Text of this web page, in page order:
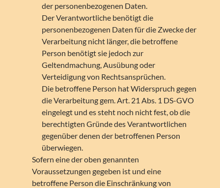
der personenbezogenen Daten.
Der Verantwortliche benötigt die
personenbezogenen Daten für die Zwecke der
Verarbeitung nicht länger, die betroffene
Person benötigt sie jedoch zur
Geltendmachung, Ausübung oder
Verteidigung von Rechtsansprüchen.
Die betroffene Person hat Widerspruch gegen
die Verarbeitung gem. Art. 21 Abs. 1 DS-GVO
eingelegt und es steht noch nicht fest, ob die
berechtigten Gründe des Verantwortlichen
gegenüber denen der betroffenen Person
überwiegen.
Sofern eine der oben genannten
Voraussetzungen gegeben ist und eine
betroffene Person die Einschränkung von